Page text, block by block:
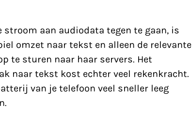
stroom aan audiodata tegen te gaan, is
omzet naar tekst en alleen de relevante
te sturen naar haar servers. Het
naar tekst kost echter veel rekenkracht.
van je telefoon veel sneller leeg